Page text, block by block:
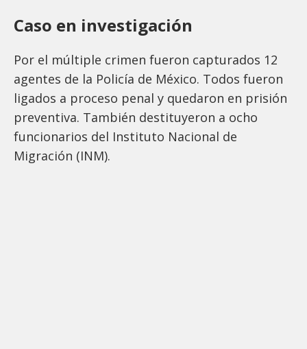
Caso en investigación
Por el múltiple crimen fueron capturados 12
agentes de la Policía de México. Todos fueron
ligados a proceso penal y quedaron en prisión
preventiva. También destituyeron a ocho
funcionarios del Instituto Nacional de
Migración (INM).